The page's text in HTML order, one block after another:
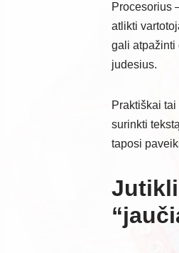
Procesorius
atlikti
gali atpažinti
judesius.
Praktiškai
surinkti
taposi